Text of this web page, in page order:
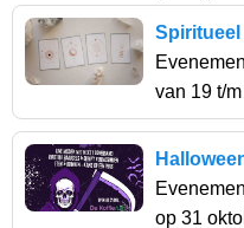
van 19 t/
op 31